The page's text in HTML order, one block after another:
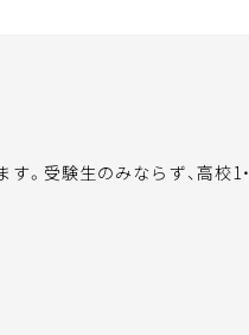
。受験生のみならず、高校1・